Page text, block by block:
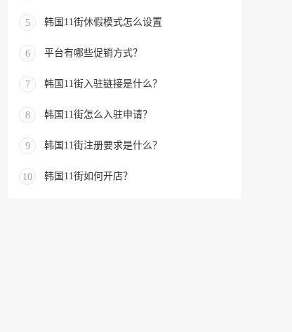
5 韩国11街休假模式怎么设置
6 平台有哪些促销方式？
7 韩国11街入驻链接是什么？
8 韩国11街怎么入驻申请？
9 韩国11街注册要求是什么？
10 韩国11街如何开店？